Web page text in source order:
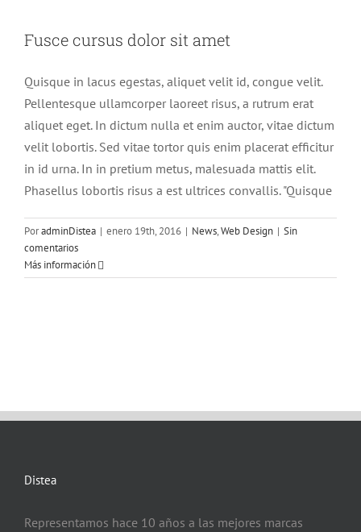
Fusce cursus dolor sit amet
Quisque in lacus egestas, aliquet velit id, congue velit.
Pellentesque ullamcorper laoreet risus, a rutrum erat
aliquet eget. In dictum nulla et enim auctor, vitae dictum
velit lobortis. Sed vitae tortor quis enim placerat efficitur
in id urna. In in pretium metus, malesuada mattis elit.
Phasellus lobortis risus a est ultrices convallis. "Quisque
PoradminDistea | enero 19th, 2016 | News,Web Design | Sin
comentarios
Más información
Distea
Representamos hace 10 años a las mejores marcas